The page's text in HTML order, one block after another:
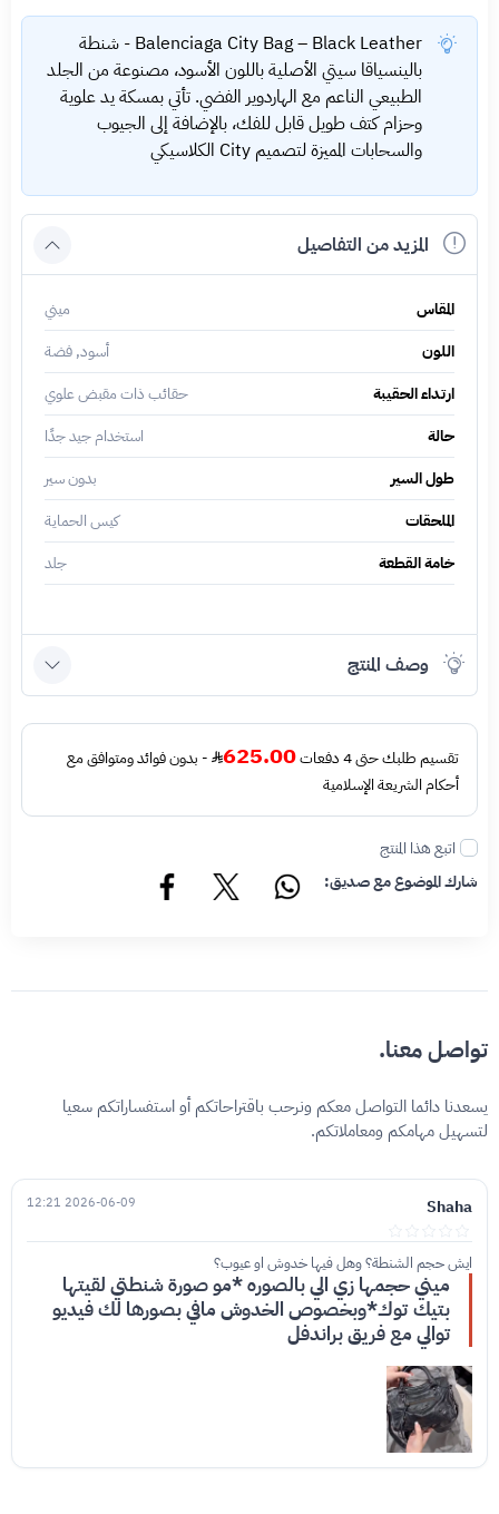
Balenciaga City Bag – Black Leather - شنطة
بالينسياقا سيتي الأصلية باللون الأسود، مصنوعة من الجلد
الطبيعي الناعم مع الهاردوير الفضي. تأتي بمسكة يد علوية
وحزام كتف طويل قابل للفك، بالإضافة إلى الجيوب
والسحابات المميزة لتصميم City الكلاسيكي
المزيد من التفاصيل
المقاس
ميني
اللون
أسود, فضة
ارتداء الحقيبة
حقائب ذات مقبض علوي
حالة
استخدام جيد جدًا
طول السير
بدون سير
الملحقات
كيس الحماية
خامة القطعة
جلد
وصف المنتج
تقسيم طلبك حتى 4 دفعات 625.00
- بدون فوائد ومتوافق مع
أحكام الشريعة الإسلامية
اتبع هذا المنتج
شارك الموضوع مع صديق:
تواصل معنا.
يسعدنا دائما التواصل معكم ونرحب باقتراحاتكم أو استفساراتكم سعيا
لتسهيل مهامكم ومعاملاتكم.
Shaha
2026-06-09 12:21
ايش حجم الشنطة؟ وهل فيها خدوش او عيوب؟
ميني حجمها زي الي بالصوره *مو صورة شنطتي لقيتها
بتيك توك*وبخصوص الخدوش مافي بصورها لك فيديو
توالي مع فريق براندفل